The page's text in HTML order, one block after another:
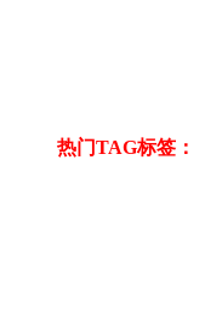
热门TAG标签：